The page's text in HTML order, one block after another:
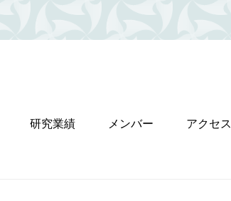
研究業績 メンバー アクセス